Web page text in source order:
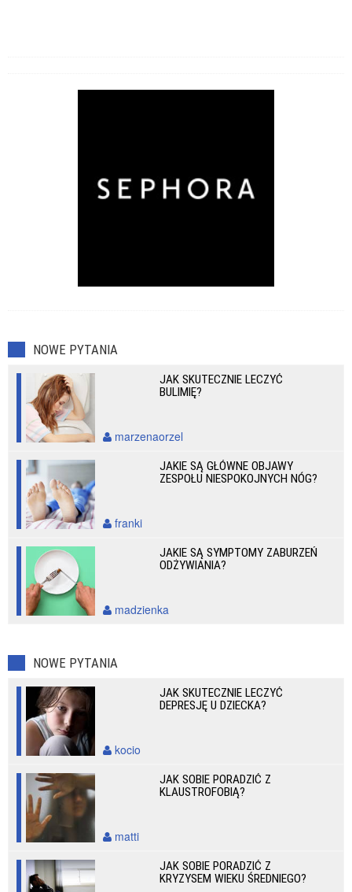
NOWE PYTANIA
JAK SKUTECZNIE LECZYĆ
BULIMIĘ?
marzenaorzel
JAKIE SĄ GŁÓWNE OBJAWY
ZESPOŁU NIESPOKOJNYCH NÓG?
franki
JAKIE SĄ SYMPTOMY ZABURZEŃ
ODŻYWIANIA?
madzienka
NOWE PYTANIA
JAK SKUTECZNIE LECZYĆ
DEPRESJĘ U DZIECKA?
kocio
JAK SOBIE PORADZIĆ Z
KLAUSTROFOBIĄ?
matti
JAK SOBIE PORADZIĆ Z
KRYZYSEM WIEKU ŚREDNIEGO?